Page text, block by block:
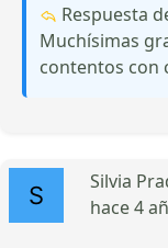
Respuesta
Muchísimas
contentos con
Silvia
hace 4